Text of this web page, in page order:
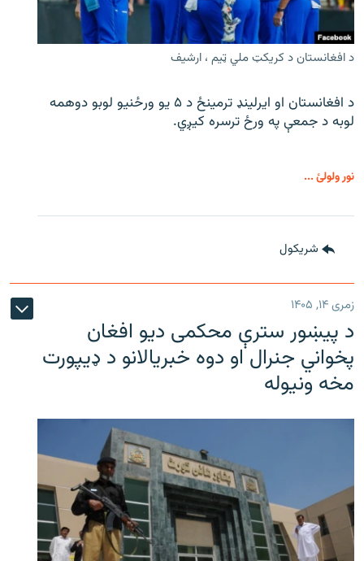
د افغانستان د کریکټ ملي ټیم ، ارشیف
د افغانستان او ایرلینډ ترمینځ د ۵ یو ورځنیو لوبو دوهمه
لوبه د جمعې په ورځ ترسره کیږي.
نور ولولئ ...
شريکول
زمری ۱۴, ۱۴۰۵
د پیښور سترې محکمی دیو افغان
پخواني جنرال او دوه خبریالانو د ډیپورت
مخه ونیوله